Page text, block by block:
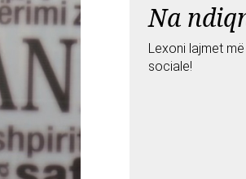
Na
Lexoni lajmet
sociale!